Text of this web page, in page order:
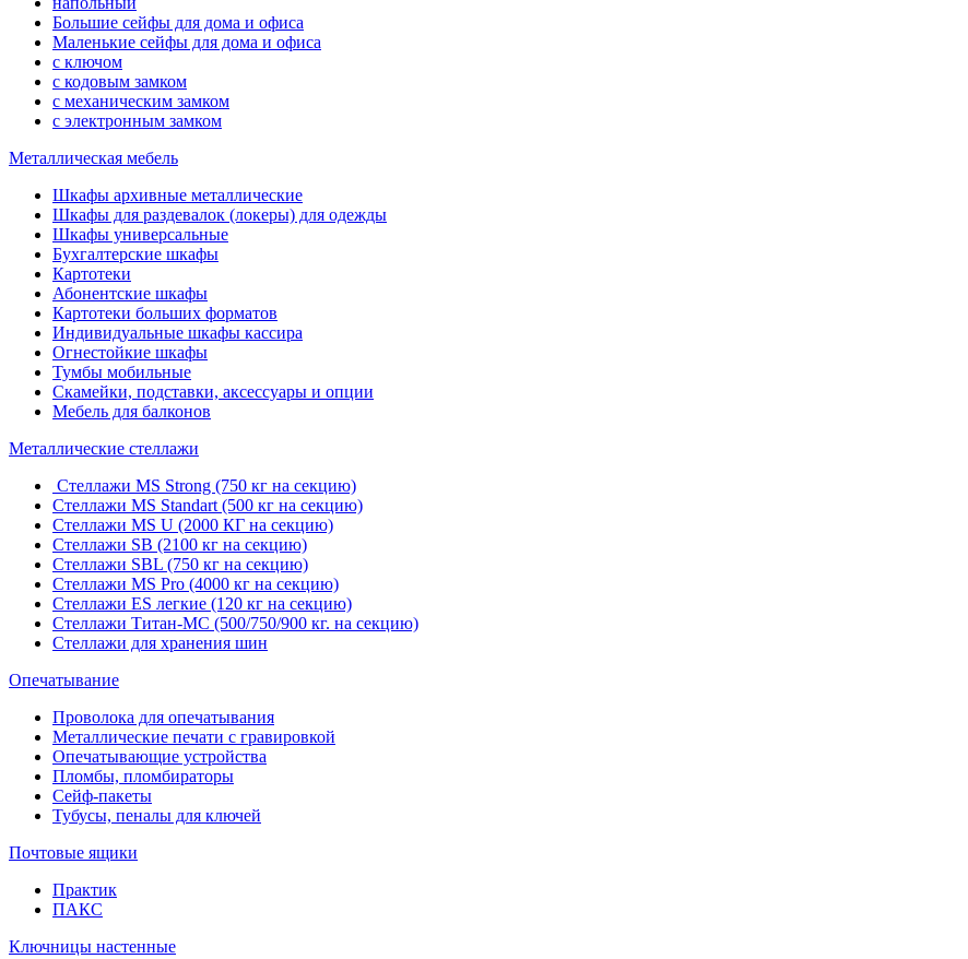
Большие сейфы для дома и офиса
Маленькие сейфы для дома и офиса
с ключом
с кодовым замком
с механическим замком
с электронным замком
Металлическая мебель
Шкафы архивные металлические
Шкафы для раздевалок (локеры) для одежды
Шкафы универсальные
Бухгалтерские шкафы
Картотеки
Абонентские шкафы
Картотеки больших форматов
Индивидуальные шкафы кассира
Огнестойкие шкафы
Тумбы мобильные
Скамейки, подставки, аксессуары и опции
Мебель для балконов
Металлические стеллажи
Стеллажи MS Strong (750 кг на секцию)
Стеллажи MS Standart (500 кг на секцию)
Стеллажи MS U (2000 КГ на секцию)
Стеллажи SB (2100 кг на секцию)
Стеллажи SBL (750 кг на секцию)
Стеллажи MS Pro (4000 кг на секцию)
Стеллажи ES легкие (120 кг на секцию)
Стеллажи Титан-МС (500/750/900 кг. на секцию)
Стеллажи для хранения шин
Опечатывание
Проволока для опечатывания
Металлические печати с гравировкой
Опечатывающие устройства
Пломбы, пломбираторы
Сейф-пакеты
Тубусы, пеналы для ключей
Почтовые ящики
Практик
ПАКС
Ключницы настенные